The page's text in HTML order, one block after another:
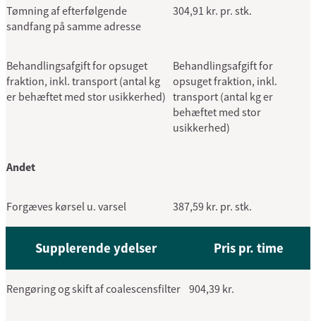
Tømning af efterfølgende
sandfang på samme adresse
304,91 kr. pr. stk.
Behandlingsafgift for opsuget
fraktion, inkl. transport (antal kg
er behæftet med stor usikkerhed)
Behandlingsafgift for
opsuget fraktion, inkl.
transport (antal kg er
behæftet med stor
usikkerhed)
Andet
Forgæves kørsel u. varsel 387,59 kr. pr. stk.
Supplerende ydelser Pris pr. time
Rengøring og skift af coalescensfilter 904,39 kr.